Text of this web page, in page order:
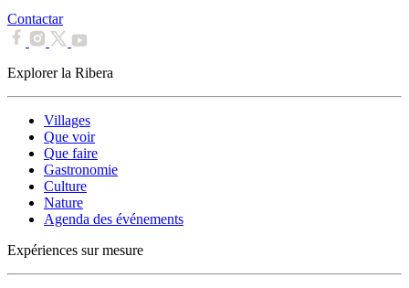
Contactar
Explorer la Ribera
Villages
Que voir
Que faire
Gastronomie
Culture
Nature
Agenda des événements
Expériences sur mesure